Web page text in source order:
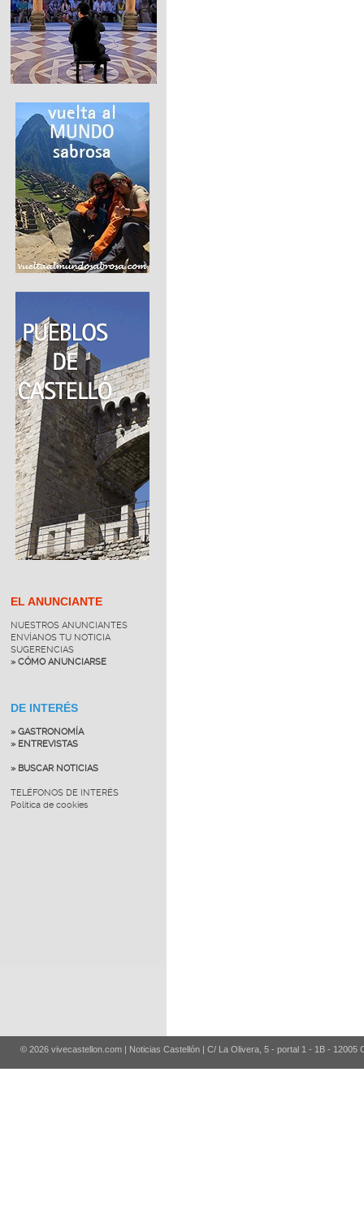
EL ANUNCIANTE
NUESTROS ANUNCIANTES
ENVÍANOS TU NOTICIA
SUGERENCIAS
» CÓMO ANUNCIARSE
DE INTERÉS
» GASTRONOMÍA
» ENTREVISTAS
» BUSCAR NOTICIAS
TELÉFONOS DE INTERÉS
Política de cookies
© 2026 vivecastellon.com | Noticias Castellón | C/ La Olivera, 5 - portal 1 - 1B - 12005